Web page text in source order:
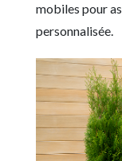
mobiles pour
personnalisée.